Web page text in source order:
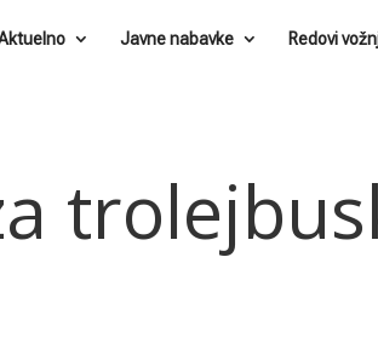
Javne nabavke Redovi